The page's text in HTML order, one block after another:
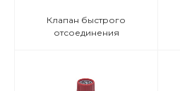
Клапан быстрого
отсоединения